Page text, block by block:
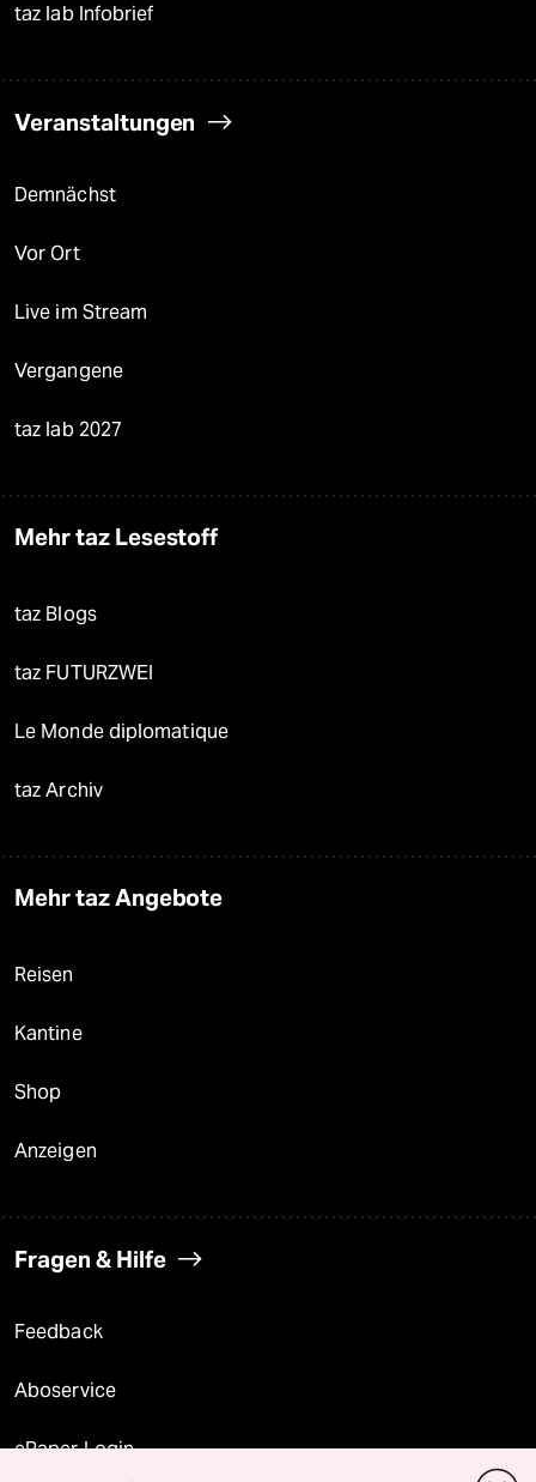
taz lab Infobrief
Veranstaltungen
Demnächst
Vor Ort
Live im Stream
Vergangene
taz lab 2027
Mehr taz Lesestoff
taz Blogs
taz FUTURZWEI
Le Monde diplomatique
taz Archiv
Mehr taz Angebote
Reisen
Kantine
Shop
Anzeigen
Fragen & Hilfe
Feedback
Aboservice
ePaper Login